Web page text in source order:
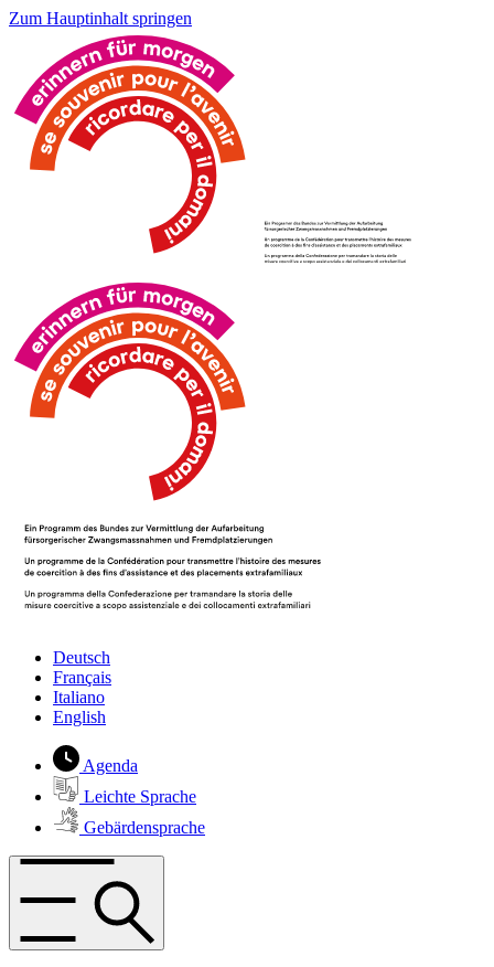
Zum Hauptinhalt springen
Deutsch
Français
Italiano
English
Agenda
Leichte Sprache
Gebärdensprache